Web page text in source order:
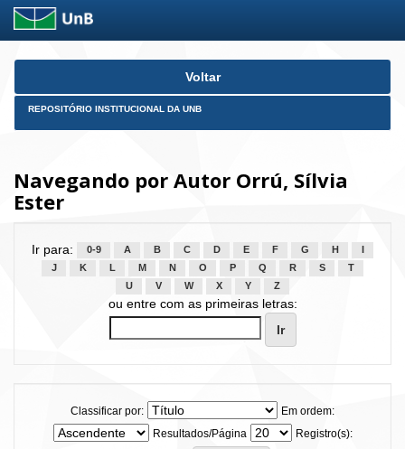
Skip
Voltar
REPOSITÓRIO INSTITUCIONAL DA UNB
Navegando por Autor Orrú, Sílvia
Ester
Ir para: 0-9 A B C D E F G H
J
K L M N O P Q R S
T
U
V W X Y Z
ou entre com as primeiras letras:
Classificar por:
Em ordem:
Resultados/Página
Registro(s):